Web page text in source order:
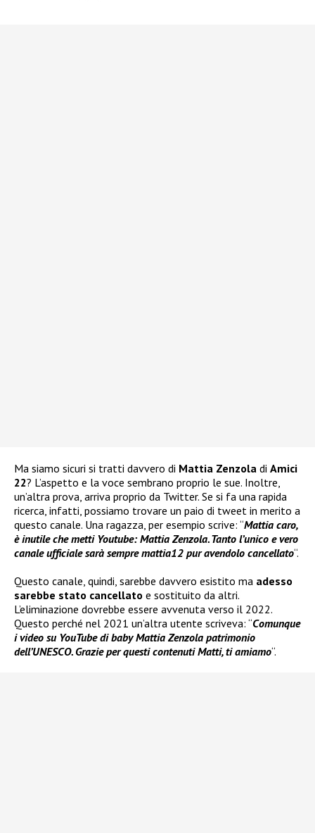
Ma siamo sicuri si tratti davvero di Mattia Zenzola di Amici
22? L’aspetto e la voce sembrano proprio le sue. Inoltre,
un’altra prova, arriva proprio da Twitter. Se si fa una rapida
ricerca, infatti, possiamo trovare un paio di tweet in merito a
questo canale. Una ragazza, per esempio scrive: “Mattia caro,
è inutile che metti Youtube: Mattia Zenzola. Tanto l’unico e vero
canale ufficiale sarà sempre mattia12 pur avendolo cancellato“.
Questo canale, quindi, sarebbe davvero esistito ma adesso
sarebbe stato cancellato e sostituito da altri.
L’eliminazione dovrebbe essere avvenuta verso il 2022.
Questo perché nel 2021 un’altra utente scriveva: “Comunque
i video su YouTube di baby Mattia Zenzola patrimonio
dell’UNESCO. Grazie per questi contenuti Matti, ti amiamo“.